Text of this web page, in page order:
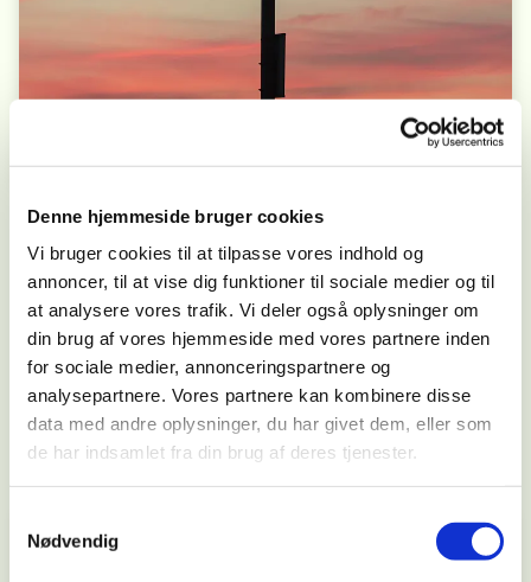
Denne hjemmeside bruger cookies
Vi bruger cookies til at tilpasse vores indhold og
annoncer, til at vise dig funktioner til sociale medier og til
at analysere vores trafik. Vi deler også oplysninger om
din brug af vores hjemmeside med vores partnere inden
for sociale medier, annonceringspartnere og
analysepartnere. Vores partnere kan kombinere disse
data med andre oplysninger, du har givet dem, eller som
de har indsamlet fra din brug af deres tjenester.
Nødvendig
Aktiviteter
Vi har mange spændende aktiviteter i Agerskov,
her ser du en oversigt.
Læs mere